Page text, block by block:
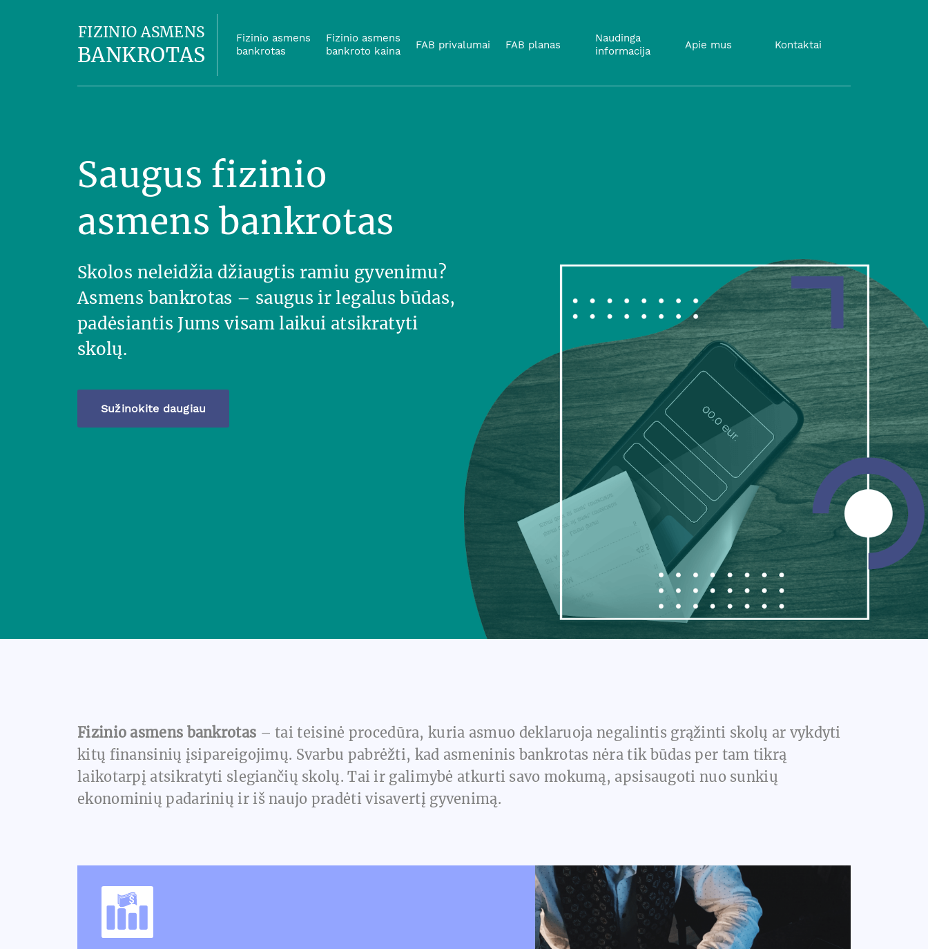
FIZINIO ASMENS
BANKROTAS
Fizinio asmens
bankrotas
Fizinio asmens
bankroto kaina
FAB privalumai FAB planas
Naudinga
informacija
Apie mus Kontaktai
Saugus fizinio
asmens bankrotas
Skolos neleidžia džiaugtis ramiu gyvenimu?
Asmens bankrotas – saugus ir legalus būdas,
padėsiantis Jums visam laikui atsikratyti
skolų.
Sužinokite daugiau
Fizinio asmens bankrotas – tai teisinė procedūra, kuria asmuo deklaruoja negalintis grąžinti skolų ar vykdyti
kitų finansinių įsipareigojimų. Svarbu pabrėžti, kad asmeninis bankrotas nėra tik būdas per tam tikrą
laikotarpį atsikratyti slegiančių skolų. Tai ir galimybė atkurti savo mokumą, apsisaugoti nuo sunkių
ekonominių padarinių ir iš naujo pradėti visavertį gyvenimą.